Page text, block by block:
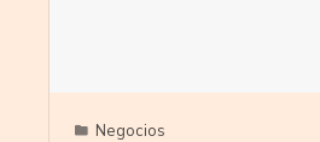
Negocios